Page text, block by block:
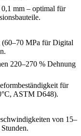
0,1 mm – optimal für
(60–70 MPa für Digital
220–270 % Dehnung
für
ASTM D648).
von 15–